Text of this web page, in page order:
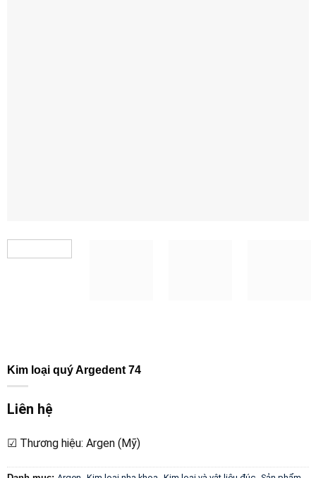
Kim loại quý Argedent 74
Liên hệ
☑ Thương hiệu: Argen (Mỹ)